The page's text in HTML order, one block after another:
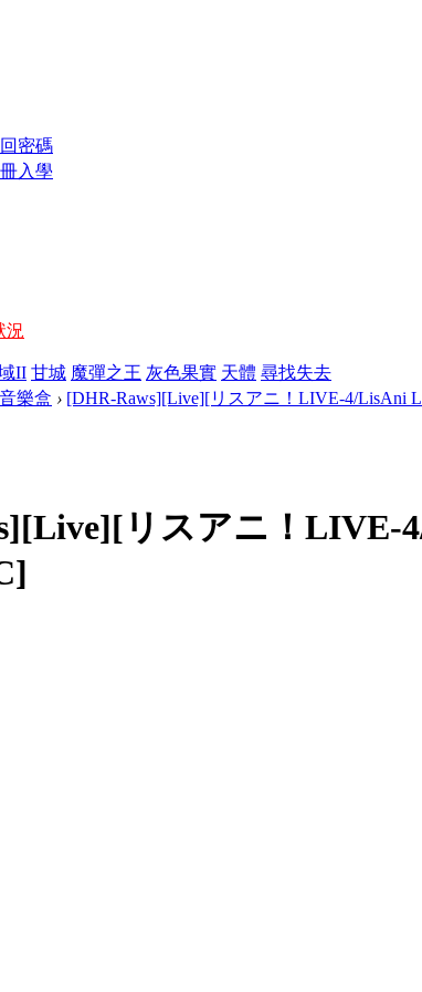
密碼
入學
況
II 甘城 魔彈之王 灰色果實 天體 尋找失去
樂盒 › [DHR-Raws][Live][リスアニ！LIVE-4/LisAni
リスアニ！LIVE-